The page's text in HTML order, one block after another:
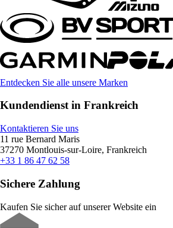
Entdecken Sie alle unsere Marken
Kundendienst in Frankreich
Kontaktieren Sie uns
11 rue Bernard Maris
37270 Montlouis-sur-Loire, Frankreich
+33 1 86 47 62 58
Sichere Zahlung
Kaufen Sie sicher auf unserer Website ein